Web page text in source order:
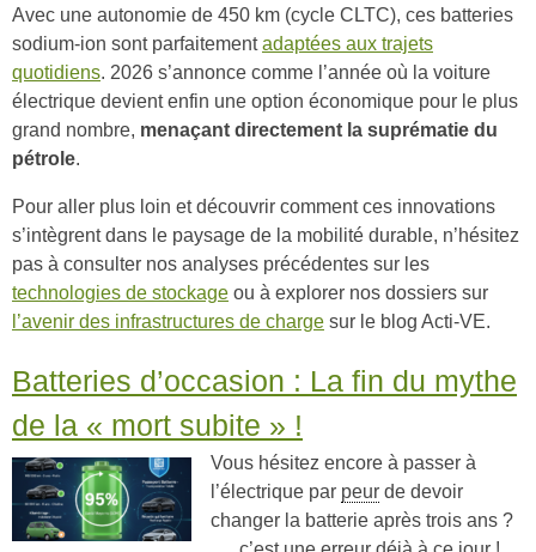
Avec une autonomie de 450 km (cycle CLTC), ces batteries
sodium-ion sont parfaitementadaptées aux trajets
quotidiens. 2026 s’annonce comme l’année où la voiture
électrique devient enfin une option économique pour le plus
grand nombre, menaçant directement la suprématie du
pétrole.
Pour aller plus loin et découvrir comment ces innovations
s’intègrent dans le paysage de la mobilité durable, n’hésitez
pas à consulter nos analyses précédentes sur les
technologies de stockage ou à explorer nos dossiers sur
l’avenir des infrastructures de charge sur le blog Acti-VE.
Batteries d’occasion : La fin du mythe
de la « mort subite » !
Vous hésitez encore à passer à
l’électrique par peur de devoir
changer la batterie après trois ans ?